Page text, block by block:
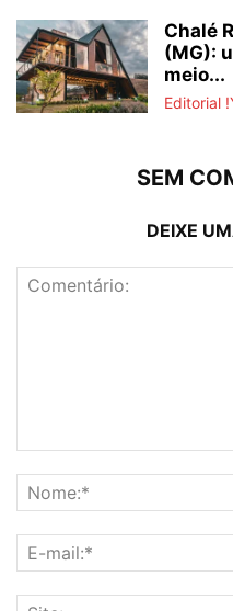
Chalé
(MG):
meio...
Editorial
SEM
DEIXE